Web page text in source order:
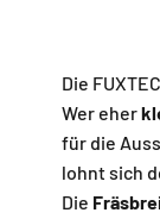
Die
Wer eher
für die
lohnt sich
Die